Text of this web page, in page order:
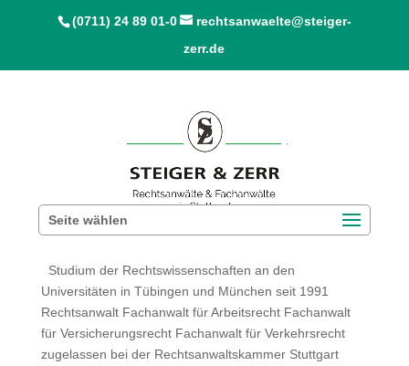
(0711) 24 89 01-0
rechtsanwaelte@steiger-
zerr.de
Seite wählen
Jörg Steiger
Studium der Rechtswissenschaften an den
Universitäten in Tübingen und München seit 1991
Rechtsanwalt Fachanwalt für Arbeitsrecht Fachanwalt
für Versicherungsrecht Fachanwalt für Verkehrsrecht
zugelassen bei der Rechtsanwaltskammer Stuttgart